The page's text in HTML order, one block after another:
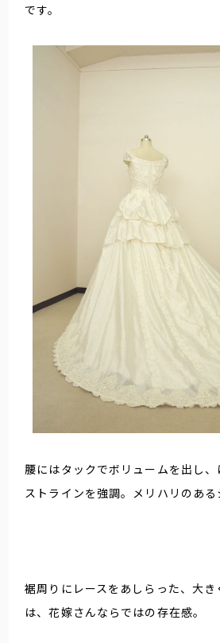
です。
腰にはタックでボリュームを出し
ストラインを強調。メリハリのある
裾周りにレースをあしらった、大き
は、花嫁さんならではの存在感。